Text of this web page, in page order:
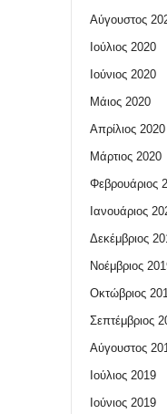
Αύγουστος
Ιούλιος 2020
Ιούνιος 2020
Μάιος 2020
Απρίλιος 2020
Μάρτιος 2020
Φεβρουάριος
Ιανουάριος
Δεκέμβριος
Νοέμβριος
Οκτώβριος
Σεπτέμβριος
Αύγουστος
Ιούλιος 2019
Ιούνιος 2019